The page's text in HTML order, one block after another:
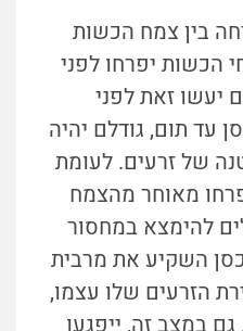
בין צמח הכשות
יפרחו לפני
זאת לפני
עד תום, גודלם יהיה
של זרעים. לעומת
מאוחר מהצמח
להימצא במחסור
השקיע את מרבית
הזרעים שלו עצמו,